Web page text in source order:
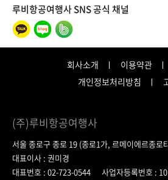
루비항공여행사 SNS 공식 채널
회사소개 이용약관
개인정보처리방침
(주)루비항공여행사
서울 종로구 종로 19 (종로1가, 르메이에르종로
대표이사 : 권미경
대표번호 : 02-723-0544
사업자등록번호 :